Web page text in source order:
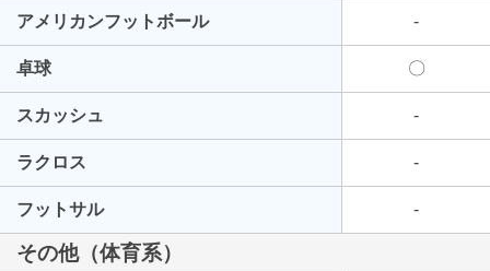
アメリカンフットボール -
卓球 〇
スカッシュ -
ラクロス -
フットサル -
その他（体育系）